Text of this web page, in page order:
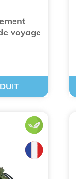
voyage